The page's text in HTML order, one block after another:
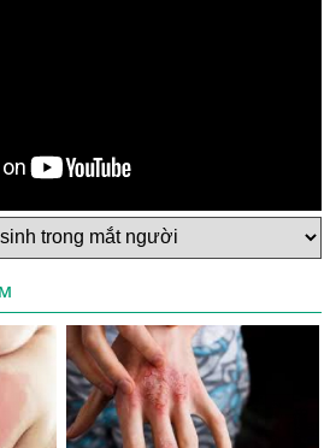
Ký Sinh Trùng Demodex Trên Da
Bệnh Echinococcus
Giun Hình Ống
Bệnh Amip Ở Não